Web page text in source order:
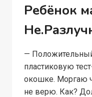
Ребёнок
—
пластиковую
окошке. Моргаю
не верю. Как?